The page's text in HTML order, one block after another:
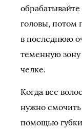
головы, потом
в последнюю
теменную
челке.
Когда все
нужно смочить
помощью